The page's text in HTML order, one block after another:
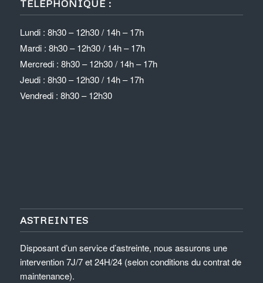
TÉLÉPHONIQUE :
Lundi : 8h30 – 12h30 / 14h – 17h
Mardi : 8h30 – 12h30 / 14h – 17h
Mercredi : 8h30 – 12h30 / 14h – 17h
Jeudi : 8h30 – 12h30 / 14h – 17h
Vendredi : 8h30 – 12h30
ASTREINTES
Disposant d’un service d’astreinte, nous assurons une
intervention 7J/7 et 24H/24 (selon conditions du contrat de
maintenance).